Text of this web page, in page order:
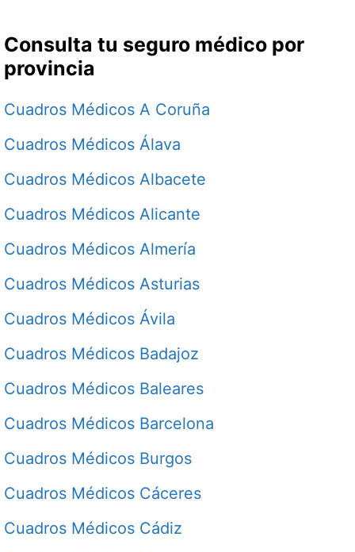
Consulta tu seguro médico por
provincia
Cuadros Médicos A Coruña
Cuadros Médicos Álava
Cuadros Médicos Albacete
Cuadros Médicos Alicante
Cuadros Médicos Almería
Cuadros Médicos Asturias
Cuadros Médicos Ávila
Cuadros Médicos Badajoz
Cuadros Médicos Baleares
Cuadros Médicos Barcelona
Cuadros Médicos Burgos
Cuadros Médicos Cáceres
Cuadros Médicos Cádiz